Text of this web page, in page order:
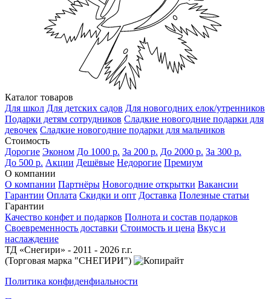
Каталог товаров
Для школ Для детских садов Для новогодних елок/утренников
Подарки детям сотрудников Сладкие новогодние подарки для
девочек Сладкие новогодние подарки для мальчиков
Стоимость
Дорогие Эконом До 1000 р. За 200 р. До 2000 р. За 300 р.
До 500 р. Акции Дешёвые Недорогие Премиум
О компании
О компании Партнёры Новогодние открытки Вакансии
Гарантии Оплата Скидки и опт Доставка Полезные статьи
Гарантии
Качество конфет и подарков Полнота и состав подарков
Своевременность доставки Стоимость и цена Вкус и
наслаждение
ТД «Снегири» - 2011 - 2026 г.г.
(Торговая марка "СНЕГИРИ")
Политика конфиденфиальности